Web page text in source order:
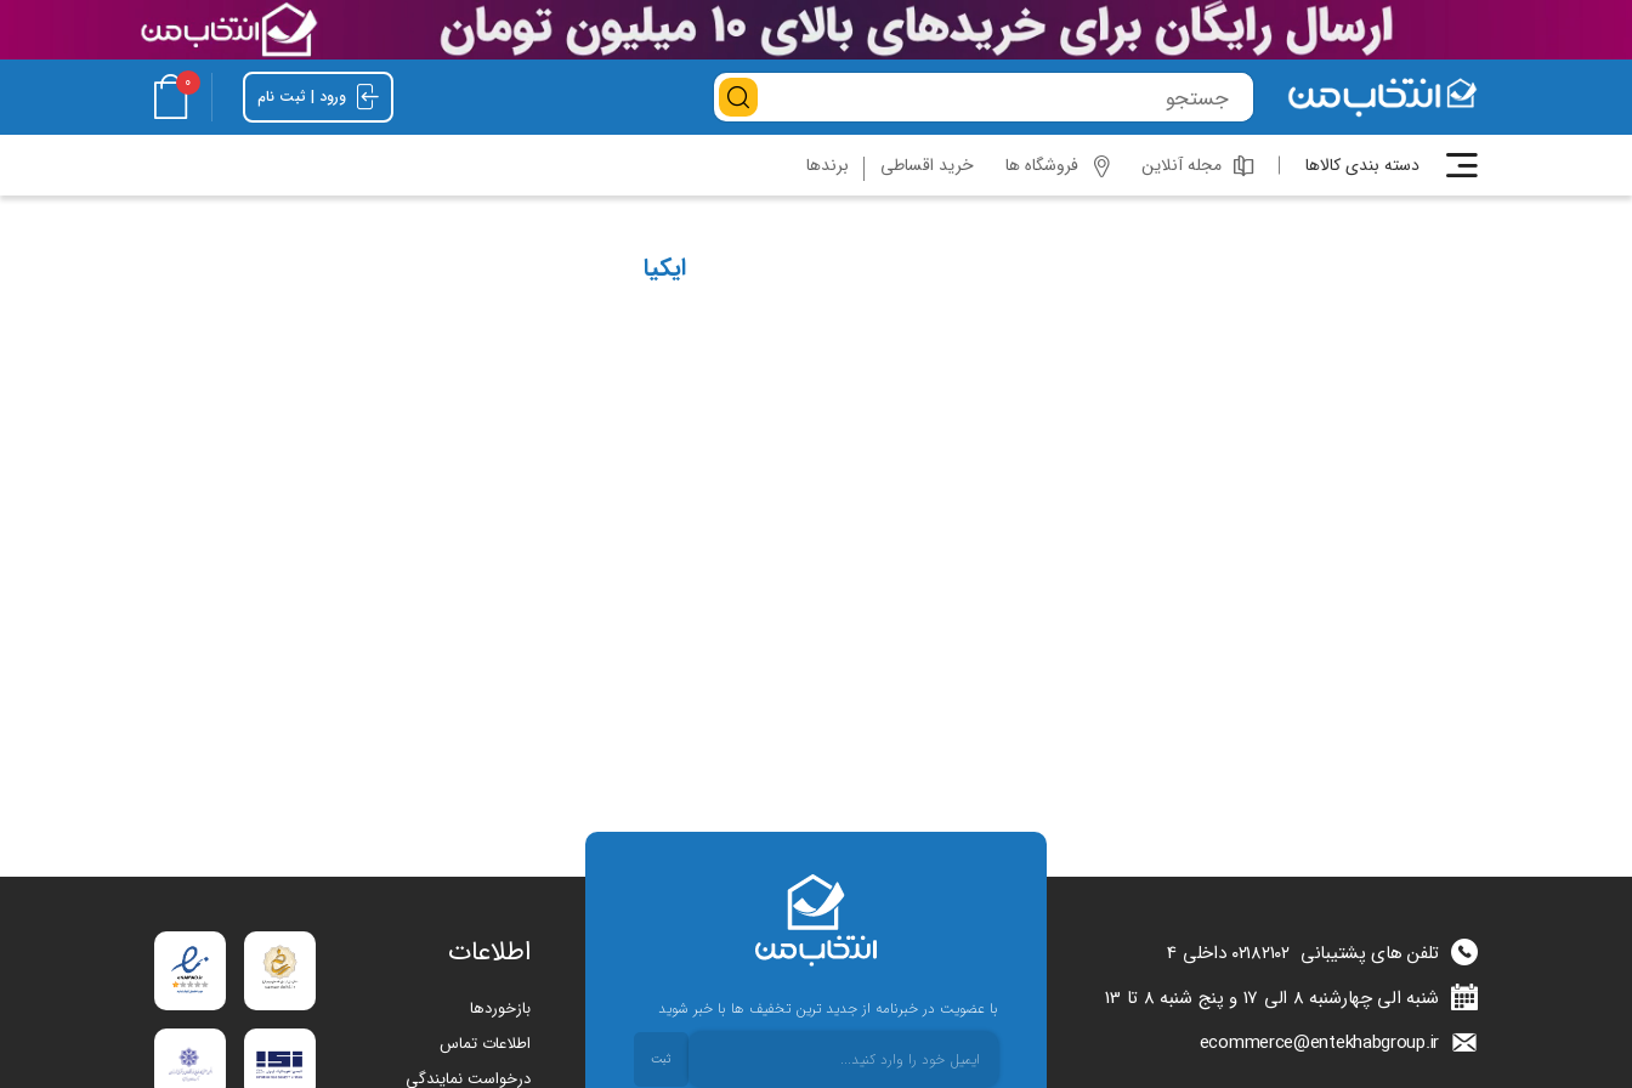
ورود | ثبت نام
0
دسته بندی کالاها مجله آنلاین فروشگاه ها خرید اقساطی برندها
ایکیا
تلفن های پشتیبانی۰۲۱۸۲۱۰۲ داخلی 4
شنبه الی چهارشنبه 8 الی 17 و پنج شنبه 8 تا 13
ecommerce@entekhabgroup.ir
با عضویت در خبرنامه از جدید ترین تخفیف ها با خبر شوید
ثبت
اطلاعات
بازخوردها
اطلاعات تماس
درخواست نمایندگی